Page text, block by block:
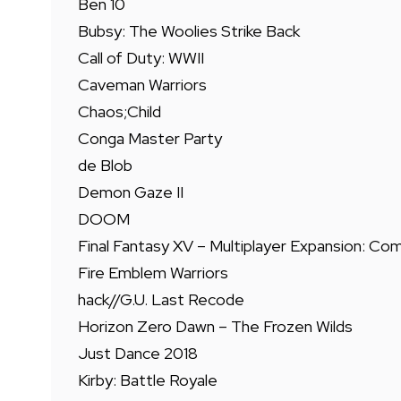
Bubsy: The Woolies Strike Back
Call of Duty: WWII
Caveman Warriors
Chaos;Child
Conga Master Party
de Blob
Demon Gaze II
DOOM
Final Fantasy XV – Multiplayer Expansion:
Fire Emblem Warriors
hack//G.U. Last Recode
Horizon Zero Dawn – The Frozen Wilds
Just Dance 2018
Kirby: Battle Royale